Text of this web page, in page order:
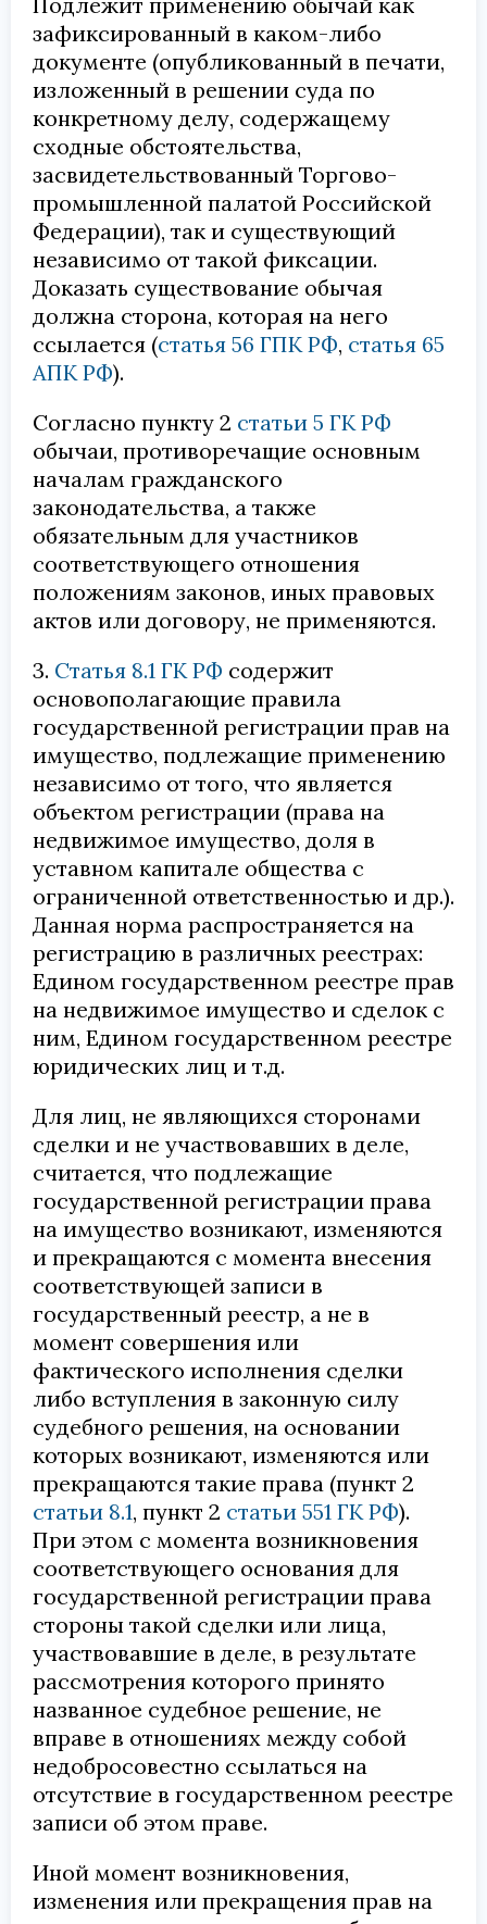
зафиксированный в каком-либо
документе (опубликованный в печати,
изложенный в решении суда по
конкретному делу, содержащему
сходные обстоятельства,
засвидетельствованный Торгово-
промышленной палатой Российской
Федерации), так и существующий
независимо от такой фиксации.
Доказать существование обычая
должна сторона, которая на него
ссылается (статья 56 ГПК РФ, статья 65
АПК РФ).
Согласно пункту 2 статьи 5 ГК РФ
обычаи, противоречащие основным
началам гражданского
законодательства, а также
обязательным для участников
соответствующего отношения
положениям законов, иных правовых
актов или договору, не применяются.
3. Статья 8.1 ГК РФ содержит
основополагающие правила
государственной регистрации прав на
имущество, подлежащие применению
независимо от того, что является
объектом регистрации (права на
недвижимое имущество, доля в
уставном капитале общества с
ограниченной ответственностью и др.).
Данная норма распространяется на
регистрацию в различных реестрах:
Едином государственном реестре прав
на недвижимое имущество и сделок с
ним, Едином государственном реестре
юридических лиц и т.д.
Для лиц, не являющихся сторонами
сделки и не участвовавших в деле,
считается, что подлежащие
государственной регистрации права
на имущество возникают, изменяются
и прекращаются с момента внесения
соответствующей записи в
государственный реестр, а не в
момент совершения или
фактического исполнения сделки
либо вступления в законную силу
судебного решения, на основании
которых возникают, изменяются или
прекращаются такие права (пункт 2
статьи 8.1, пункт 2 статьи 551 ГК РФ).
При этом с момента возникновения
соответствующего основания для
государственной регистрации права
стороны такой сделки или лица,
участвовавшие в деле, в результате
рассмотрения которого принято
названное судебное решение, не
вправе в отношениях между собой
недобросовестно ссылаться на
отсутствие в государственном реестре
записи об этом праве.
Иной момент возникновения,
изменения или прекращения прав на